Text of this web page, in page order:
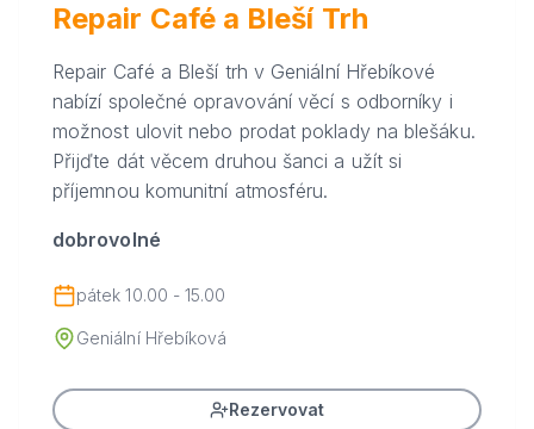
Repair Café a Bleší Trh
Repair Café a Bleší trh v Geniální Hřebíkové
nabízí společné opravování věcí s odborníky i
možnost ulovit nebo prodat poklady na blešáku.
Přijďte dát věcem druhou šanci a užít si
příjemnou komunitní atmosféru.
dobrovolné
pátek 10.00 - 15.00
Geniální Hřebíková
Rezervovat